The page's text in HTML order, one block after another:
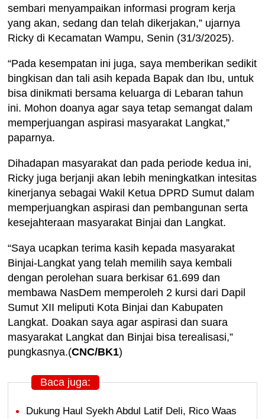
sembari menyampaikan informasi program kerja
yang akan, sedang dan telah dikerjakan,” ujarnya
Ricky di Kecamatan Wampu, Senin (31/3/2025).
“Pada kesempatan ini juga, saya memberikan sedikit
bingkisan dan tali asih kepada Bapak dan Ibu, untuk
bisa dinikmati bersama keluarga di Lebaran tahun
ini. Mohon doanya agar saya tetap semangat dalam
memperjuangan aspirasi masyarakat Langkat,”
paparnya.
Dihadapan masyarakat dan pada periode kedua ini,
Ricky juga berjanji akan lebih meningkatkan intesitas
kinerjanya sebagai Wakil Ketua DPRD Sumut dalam
memperjuangkan aspirasi dan pembangunan serta
kesejahteraan masyarakat Binjai dan Langkat.
“Saya ucapkan terima kasih kepada masyarakat
Binjai-Langkat yang telah memilih saya kembali
dengan perolehan suara berkisar 61.699 dan
membawa NasDem memperoleh 2 kursi dari Dapil
Sumut XII meliputi Kota Binjai dan Kabupaten
Langkat. Doakan saya agar aspirasi dan suara
masyarakat Langkat dan Binjai bisa terealisasi,”
pungkasnya.(CNC/BK1)
Baca juga:
Dukung Haul Syekh Abdul Latif Deli, Rico Waas